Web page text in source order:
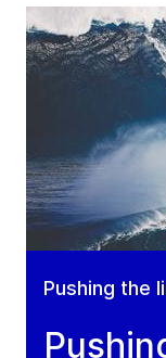
Pushing the